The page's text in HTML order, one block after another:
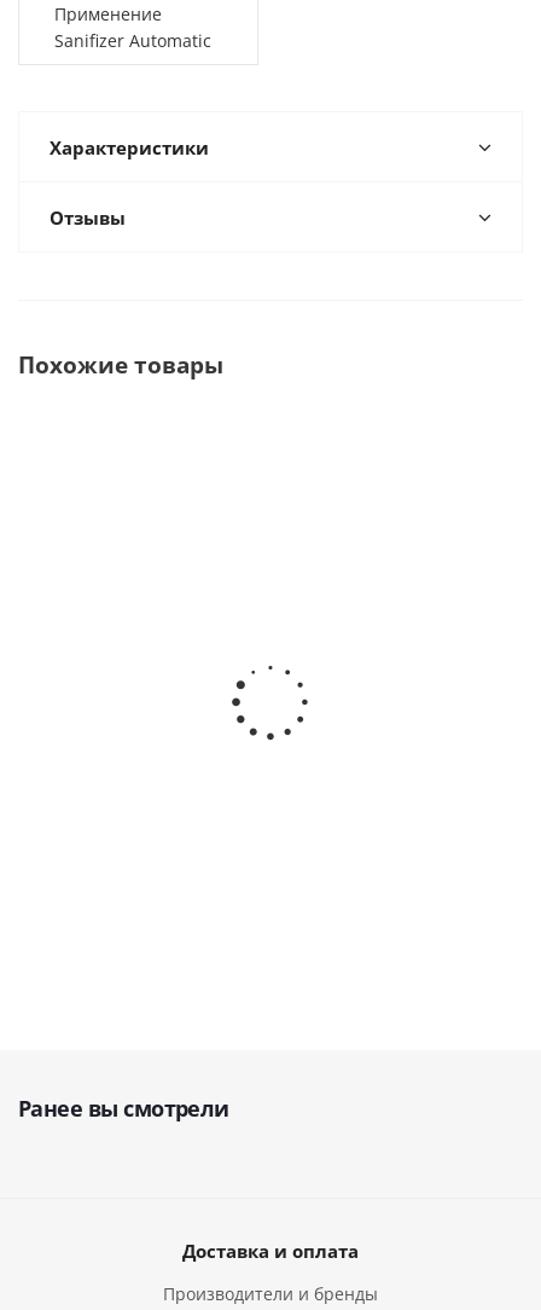
Применение
Sanifizer Automatic
Характеристики
Отзывы
Похожие товары
DS 50 D Моюще-
дезинфицирующая
машина камера 60
литров · Steelco
Ранее вы смотрели
Доставка и оплата
Производители и бренды